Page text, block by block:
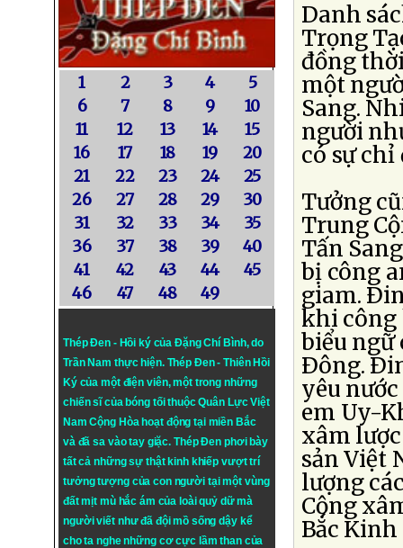
1 2 3 4
5
6
7 8 9
10
11
12 13 14
15
16
17 18 19
20
21
22 23 24
25
26
27 28 29
30
31
32 33 34
35
36
37 38 39
40
41
42 43 44
45
46
47 48 49
Thép Đen - Hồi ký của Đặng Chí Bình, do
Trần Nam thực hiện. Thép Đen- Thiên Hồi
Ký của một điện viên, một trong những
chiến sĩ của bóng tối thuộc Quân Lực Việt
Nam Cộng Hòa hoạt động tại miền Bắc
và đã sa vào tay giặc. Thép Đen phơi bày
tất cả những sự thật kinh khiếp vượt trí
tưởng tượng của con người tại một vùng
đất mịt mù hắc ám của loài quỷ dữ mà
người viết như đã đội mồ sống dậy kể
cho ta nghe những cơ cực lầm than của
Danh
Trọng
đồng
một
Sang.
người
có sự chỉ
Tưởng
Trung
Tấn
bị công
giam.
khi công
biểu ngữ
Ðông.
yêu
em Uy-
xâm
sản Việt
lượng
Cộng
Bắc